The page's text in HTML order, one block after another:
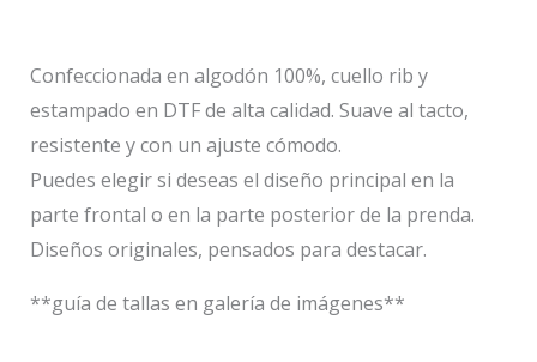
Confeccionada en algodón 100%, cuello rib y
estampado en DTF de alta calidad. Suave al tacto,
resistente y con un ajuste cómodo.
Puedes elegir si deseas el diseño principal en la
parte frontal o en la parte posterior de la prenda.
Diseños originales, pensados para destacar.
**guía de tallas en galería de imágenes**